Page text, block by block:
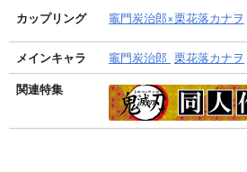
カップリング 竈門炭治郎×栗花落カナヲ
メインキャラ 竈門炭治郎 栗花落カナヲ
関連特集